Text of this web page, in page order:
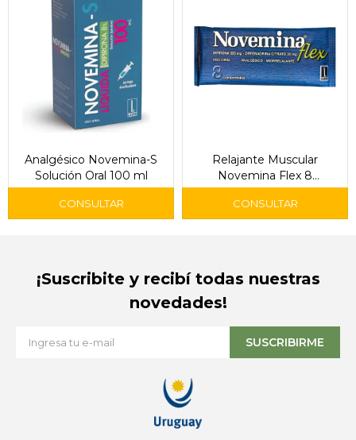
Analgésico Novemina-S
Solución Oral 100 ml
Relajante Muscular
Novemina Flex 8
Comprimidos -
¡Suscribite y recibí todas nuestras
novedades!
SUSCRIBIRME